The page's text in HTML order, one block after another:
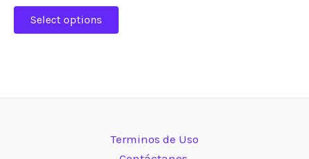
Select options
Terminos de Uso